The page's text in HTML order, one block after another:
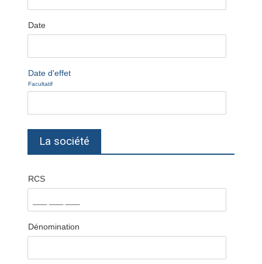
Date
Date d'effet
Facultatif
La société
RCS
Dénomination